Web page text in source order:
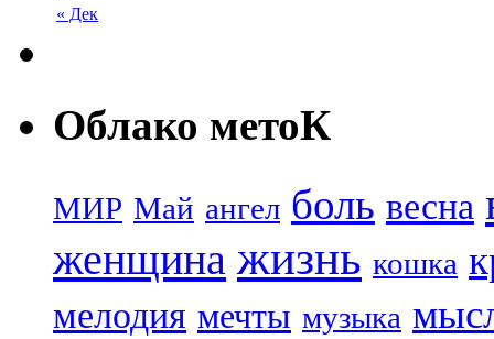
« Дек
Облако метоК
МИР Май ангел боль весна
женщина жизнь кошка
мелодия мечты музыка